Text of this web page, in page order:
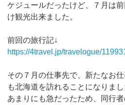
ケジュールだったけど、７月は
け観光出来ました。
前回の旅行記↓
https://4travel.jp/travelogue/
その７月の仕事先で、新たなお
も北海道を訪れることになりまし
あまりにも急だったため、同行